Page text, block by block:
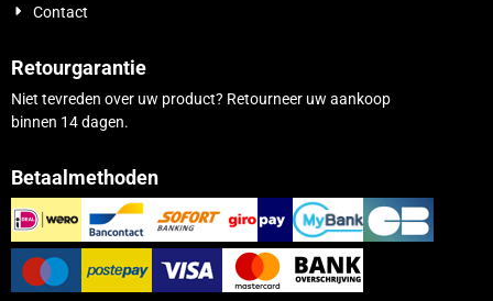
Contact
Retourgarantie
Niet tevreden over uw product? Retourneer uw aankoop
binnen 14 dagen.
Betaalmethoden